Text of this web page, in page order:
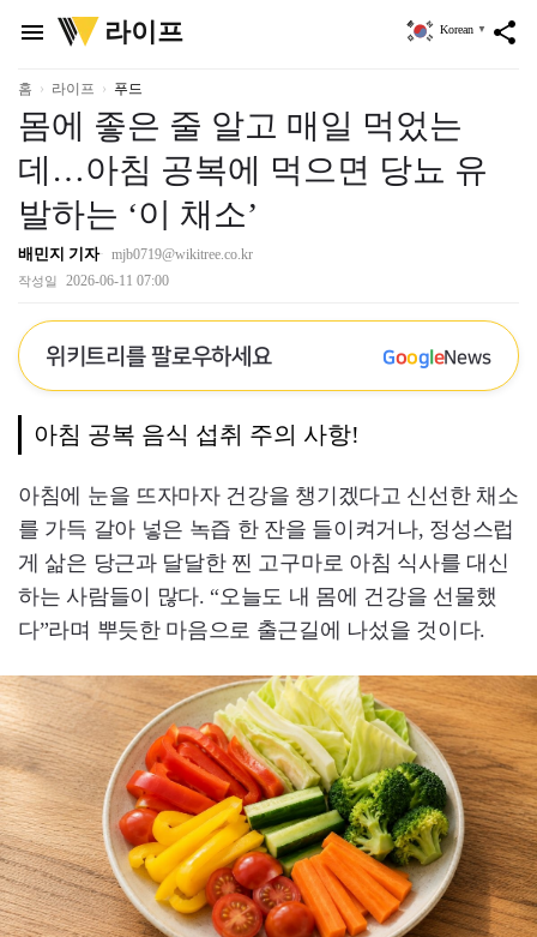
menu
위
키
리
라이프 share
Korean ▼
홈 라이프 푸드
몸에 좋은 줄 알고 매일 먹었는
데…아침 공복에 먹으면 당뇨 유
발하는 ‘이 채소’
배민지 기자 mjb0719@wikitree.co.kr
작성일 2026-06-11 07:00
위키트리를 팔로우하세요 GoogleNews
아침 공복 음식 섭취 주의 사항!
아침에 눈을 뜨자마자 건강을 챙기겠다고 신선한 채소
를 가득 갈아 넣은 녹즙 한 잔을 들이켜거나, 정성스럽
게 삶은 당근과 달달한 찐 고구마로 아침 식사를 대신
하는 사람들이 많다. “오늘도 내 몸에 건강을 선물했
다”라며 뿌듯한 마음으로 출근길에 나섰을 것이다.